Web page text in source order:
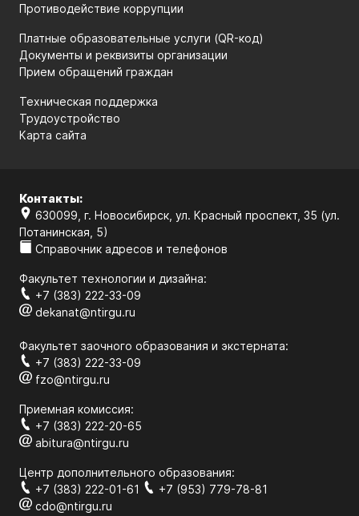
Противодействие коррупции
Платные образовательные услуги (QR-код)
Документы и реквизиты организации
Прием обращений граждан
Техническая поддержка
Трудоустройство
Карта сайта
Контакты:
630099, г. Новосибирск, ул. Красный проспект, 35 (ул.
Потанинская, 5)
Справочник адресов и телефонов
Факультет технологии и дизайна:
+7 (383) 222-33-09
dekanat@ntirgu.ru
Факультет заочного образования и экстерната:
+7 (383) 222-33-09
fzo@ntirgu.ru
Приемная комиссия:
+7 (383) 222-20-65
abitura@ntirgu.ru
Центр дополнительного образования:
+7 (383) 222-01-61
+7 (953) 779-78-81
cdo@ntirgu.ru